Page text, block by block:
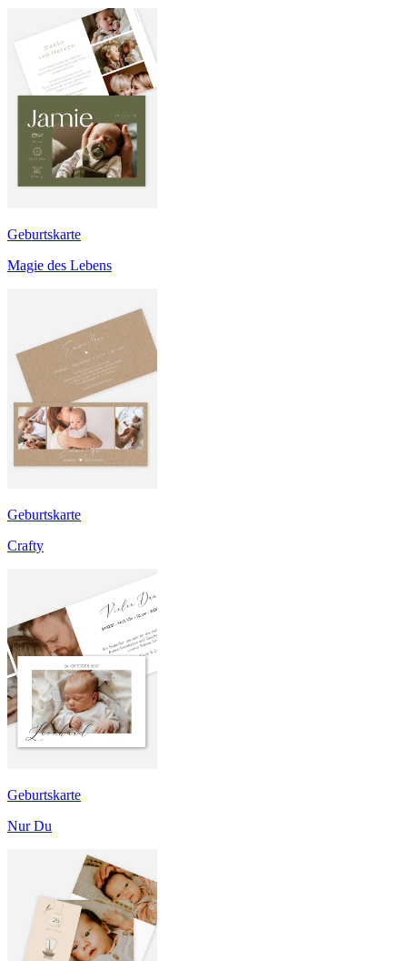
Geburtskarte
Magie des Lebens
Geburtskarte
Crafty
Geburtskarte
Nur Du